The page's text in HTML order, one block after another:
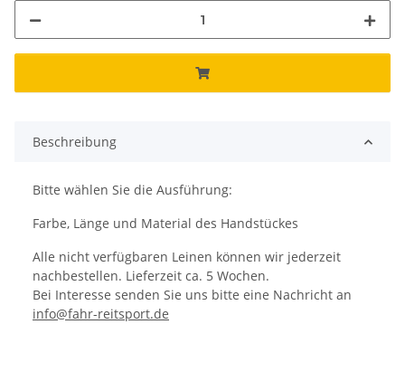
Beschreibung
Bitte wählen Sie die Ausführung:
Farbe, Länge und Material des Handstückes
Alle nicht verfügbaren Leinen können wir jederzeit
nachbestellen. Lieferzeit ca. 5 Wochen.
Bei Interesse senden Sie uns bitte eine Nachricht an
info@fahr-reitsport.de